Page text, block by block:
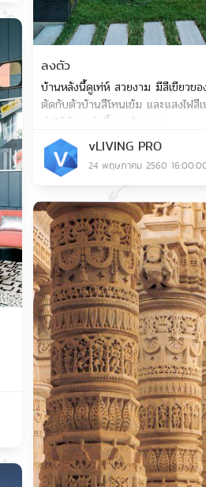
ลงตัว
บ้านหลังนี้ดูเท่ห์ สวยงาม มีสีเขียวข
ตัดกับตัวบ้านสีโทนเข้ม และแสงไฟสีเ
ทำให้บ้านหลังนี้ดูลงตัวมากๆ
vLIVING PRO
24 พฤษภาคม 2560